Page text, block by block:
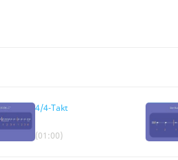
4/4-Takt
(01:00)